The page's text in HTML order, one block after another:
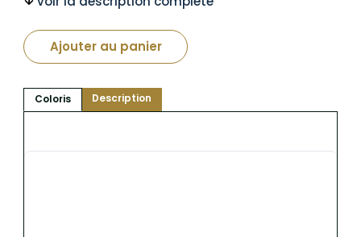
Ajouter au panier
Coloris Description